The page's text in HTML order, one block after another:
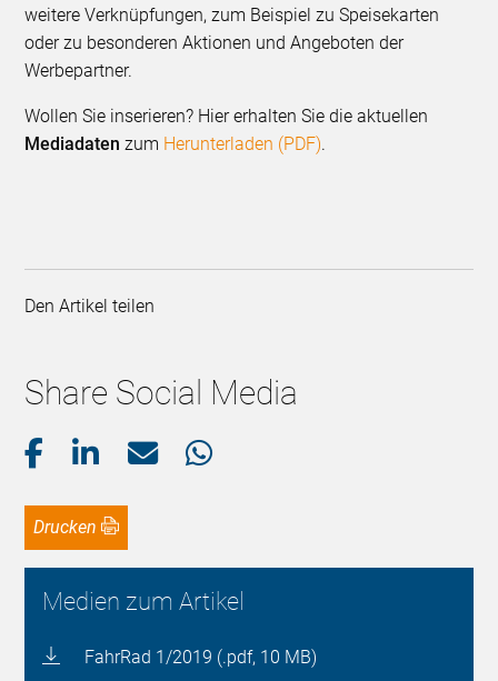
weitere Verknüpfungen, zum Beispiel zu Speisekarten
oder zu beson­deren Aktionen und Angeboten der
Werbepartner.
Wollen Sie inserieren? Hier erhalten Sie die aktuellen
Mediadaten zum Herunterladen (PDF).
Den Artikel teilen
Share Social Media
Drucken
Medien zum Artikel
FahrRad 1/2019 (.pdf, 10 MB)